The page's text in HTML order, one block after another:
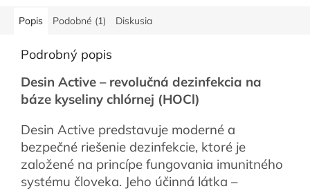
Popis Podobné (1) Diskusia
Podrobný popis
Desin Active – revolučná dezinfekcia na
báze kyseliny chlórnej (HOCl)
Desin Active predstavuje moderné a
bezpečné riešenie dezinfekcie, ktoré je
založené na princípe fungovania imunitného
systému človeka. Jeho účinná látka –